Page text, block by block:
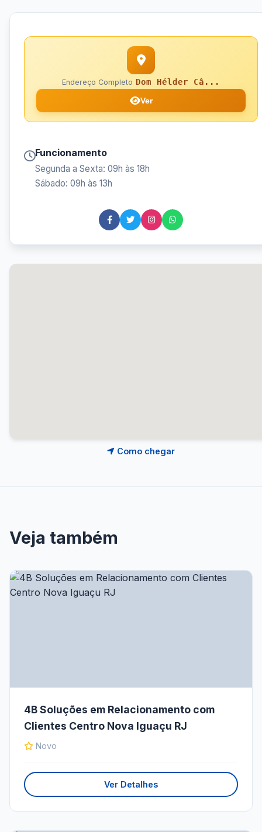
Endereço Completo Dom Hélder Câ...
Ver
Funcionamento
Segunda a Sexta: 09h às 18h
Sábado: 09h às 13h
Como chegar
Veja também
4B Soluções em Relacionamento com
Clientes Centro Nova Iguaçu RJ
Novo
Ver Detalhes